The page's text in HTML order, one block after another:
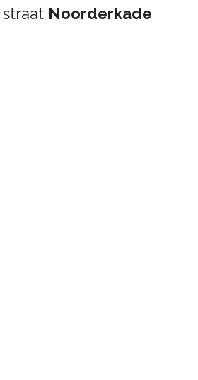
Noorderkade